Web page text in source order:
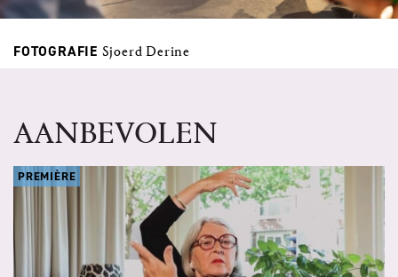
FOTOGRAFIE Sjoerd Derine
AANBEVOLEN
PREMIÈRE